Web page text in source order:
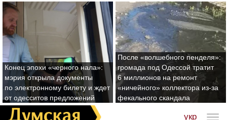
Конец эпохи «черного нала»:
мэрия открыла документы
по электронному билету и ждет
от одесситов предложений
После «волшебного пенделя»:
громада под Одессой тратит
6 миллионов на ремонт
«ничейного» коллектора из-за
фекального скандала
укр